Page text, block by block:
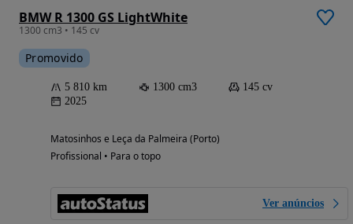
BMW R 1300 GS LightWhite
1300 cm3 • 145 cv
Promovido
5 810 km 1300 cm3
145 cv
2025
Matosinhos e Leça da Palmeira (Porto)
Profissional • Para o topo
Ver anúncios